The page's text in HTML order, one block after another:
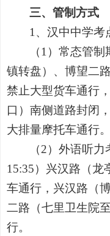
三、管制方式
1、汉中中学考
（1）常态管
镇转盘）、博望二
禁止大型货车通行
口）南侧道路封闭
大排量摩托车通行。
（2）外语听
15:35）兴汉路（龙
车通行，兴汉路（
二路（七里卫生院
行。